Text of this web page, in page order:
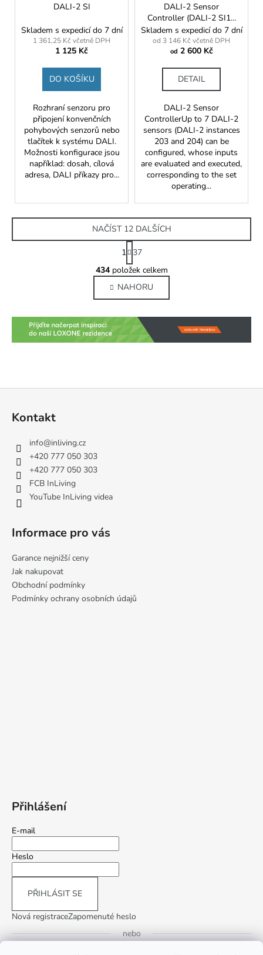
DALI-2 SI
Skladem s expedicí do 7 dní
1 361,25 Kč včetně DPH
1 125 Kč
DO KOŠÍKU
Rozhraní senzoru pro
připojení konvenčních
pohybových senzorů nebo
tlačítek k systému DALI.
Možnosti konfigurace jsou
například: dosah, cílová
adresa, DALI příkazy pro...
DALI-2 Sensor
Controller (DALI-2 SI1L
PRO)
Skladem s expedicí do 7 dní
od 3 146 Kč včetně DPH
od 2 600 Kč
DETAIL
DALI-2 Sensor
ControllerUp to 7 DALI-2
sensors (DALI-2 instances
203 and 204) can be
configured, whose inputs
are evaluated and executed,
corresponding to the set
operating...
O
v
l
á
d
a
c
v
NAČÍST 12 DALŠÍCH
S
t
r
á
n
k
v
á
n
1
37
434položek celkem
NAHORU
Kontakt
info@inliving.cz
+420 777 050 303
+420 777 050 303
FCB InLiving
YouTube InLiving videa
Informace pro vás
Garance nejnižší ceny
Jak nakupovat
Obchodní podmínky
Podmínky ochrany osobních údajů
Přihlášení
E-mail
Heslo
PŘIHLÁSIT SE
Nová registraceZapomenuté heslo
nebo